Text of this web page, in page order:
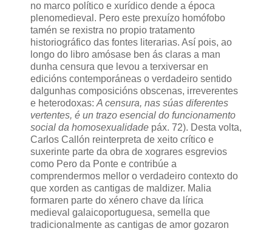
no marco político e xurídico dende a época
plenomedieval. Pero este prexuízo homófobo
tamén se rexistra no propio tratamento
historiográfico das fontes literarias. Así pois, ao
longo do libro amósase ben ás claras a man
dunha censura que levou a terxiversar en
edicións contemporáneas o verdadeiro sentido
dalgunhas composicións obscenas, irreverentes
e heterodoxas:A censura, nas súas diferentes
vertentes, é un trazo esencial do funcionamento
social da homosexualidade páx. 72). Desta volta,
Carlos Callón reinterpreta de xeito crítico e
suxerinte parte da obra de xograres esgrevios
como Pero da Ponte e contribúe a
comprendermos mellor o verdadeiro contexto do
que xorden as cantigas de maldizer. Malia
formaren parte do xénero chave da lírica
medieval galaicoportuguesa, semella que
tradicionalmente as cantigas de amor gozaron